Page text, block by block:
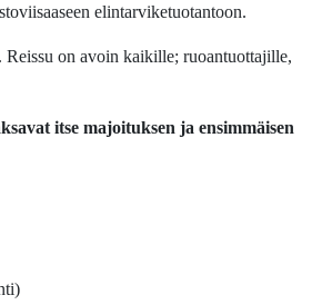
elintarviketuotantoon.
on avoin kaikille; ruoantuottajille,
itse majoituksen ja ensimmäisen